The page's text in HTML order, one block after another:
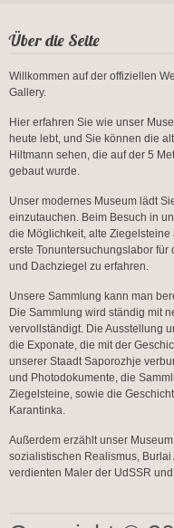
Über die Seite
Willkommen auf der offiziellen
Gallery.
Hier erfahren Sie wie unser
heute lebt, und Sie können die
Hiltmann sehen, die auf der 5
gebaut wurde.
Unser modernes Museum lädt
einzutauchen. Beim Besuch in
die Möglichkeit, alte
erste Tonuntersuchungslabor für
und Dachziegel zu erfahren.
Unsere Sammlung kann man
Die Sammlung wird ständig mit
vervollständigt. Die Ausstellung
die Exponate, die mit der
unserer Staadt Saporozhje
und Photodokumente, die
Ziegelsteine, sowie die
Karantinka.
Außerdem erzählt unser
sozialistischen Realismus, Burlai
verdienten Maler der UdSSR